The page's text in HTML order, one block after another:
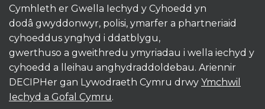
Cymhleth er Gwella Iechyd y Cyhoedd yn
dodâ gwyddonwyr, polisi, ymarfer a phartneriaid
cyhoeddus ynghyd i ddatblygu,
gwerthuso a gweithredu ymyriadau i wella iechyd y
cyhoedd a lleihau anghydraddoldebau. Ariennir
DECIPHer gan Lywodraeth Cymru drwy Ymchwil
Iechyd a Gofal Cymru.